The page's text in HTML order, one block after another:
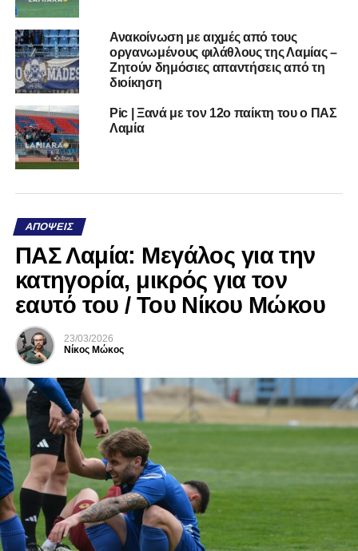
Ανακοίνωση με αιχμές από τους
οργανωμένους φιλάθλους της Λαμίας –
Ζητούν δημόσιες απαντήσεις από τη
διοίκηση
Pic | Ξανά με τον 12ο παίκτη του ο ΠΑΣ
Λαμία
ΑΠΌΨΕΙΣ
ΠΑΣ Λαμία: Μεγάλος για την
κατηγορία, μικρός για τον
εαυτό του / Του Νίκου Μώκου
23/03/2026
Νίκος Μώκος